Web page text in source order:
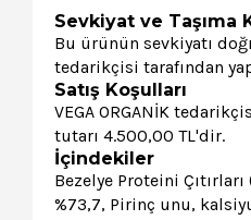
Sevkiyat ve Taşıma
Bu ürünün sevkiyatı
tedarikçisi tarafından
Satış Koşulları
VEGA ORGANİK
tutarı 4.500,00 TL'dir.
İçindekiler
Bezelye Proteini
%73,7, Pirinç unu,